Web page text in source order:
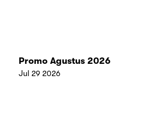
Promo Agustus 2026
Jul 29 2026